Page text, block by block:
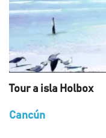
Tour a isla Holbox
Cancún